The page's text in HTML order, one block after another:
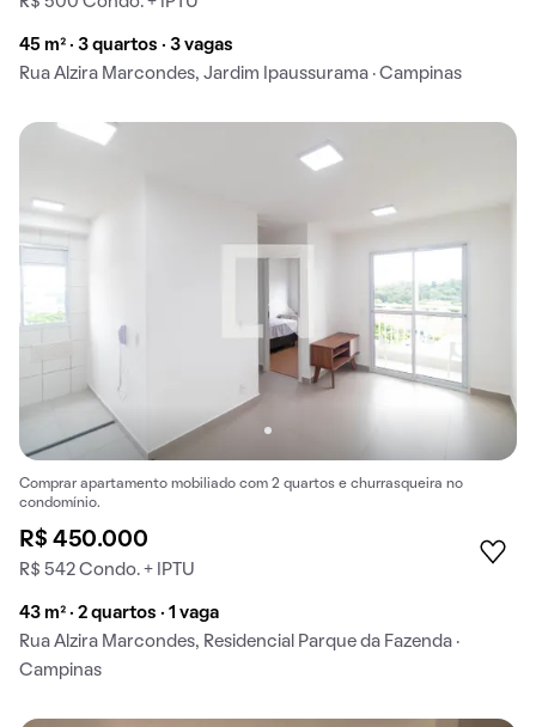
45 m² · 3 quartos · 3 vagas
Rua Alzira Marcondes, Jardim Ipaussurama · Campinas
Comprar apartamento mobiliado com 2 quartos e churrasqueira no
condomínio.
R$ 450.000
R$ 542 Condo. + IPTU
43 m² · 2 quartos · 1 vaga
Rua Alzira Marcondes, Residencial Parque da Fazenda ·
Campinas